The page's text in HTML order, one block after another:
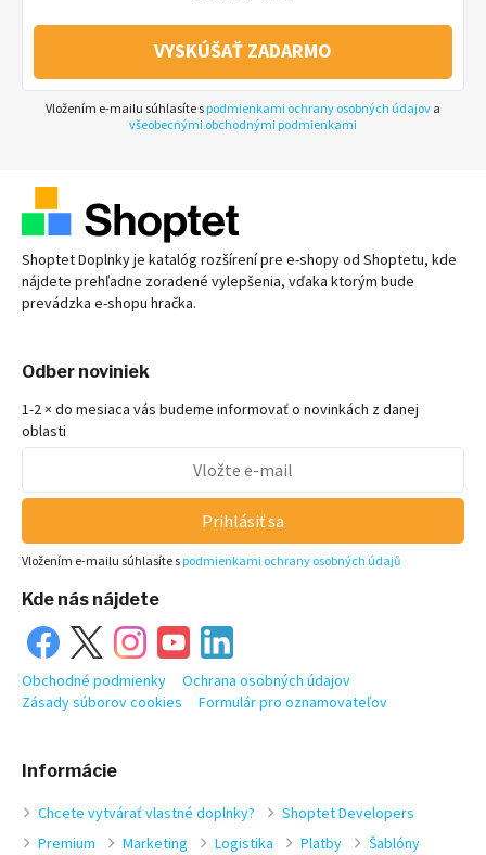
VYSKÚŠAŤ ZADARMO
Vložením e-mailu súhlasíte s podmienkami ochrany osobných údajov a
všeobecnými obchodnými podmienkami
Shoptet Doplnky je katalóg rozšírení pre e-shopyod Shoptetu, kde
nájdete prehľadne zoradené vylepšenia, vďaka ktorým bude
prevádzka e-shopu hračka.
Informácie
Chcete vytvárať vlastné doplnky?
Shoptet Developers
Premium
Marketing Logistika Platby Šablóny
Odber noviniek
1-2 × do mesiaca vás budeme informovať o novinkách z danej
oblasti
Prihlásiť sa
Vložením e-mailu súhlasíte s podmienkami ochrany osobných údajů
Kde nás nájdete
Obchodné podmienky
Ochrana osobných údajov
Zásady súborov cookies
Formulár pro oznamovateľov